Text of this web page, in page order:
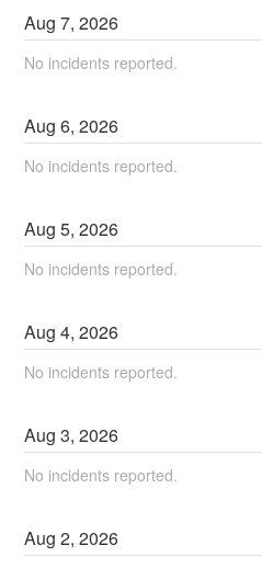
Aug7,2026
No incidents reported.
Aug6,2026
No incidents reported.
Aug5,2026
No incidents reported.
Aug4,2026
No incidents reported.
Aug3,2026
No incidents reported.
Aug2,2026